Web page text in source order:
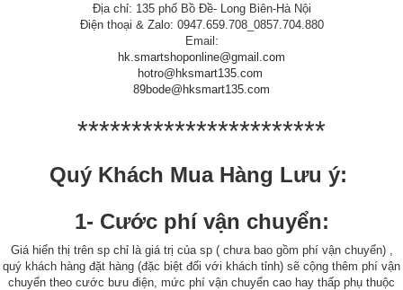
Địa chỉ: 135 phố Bồ Đề- Long Biên-Hà Nội
Điện thoại & Zalo: 0947.659.708_0857.704.880
Email:
hk.smartshoponline@gmail.com
hotro@hksmart135.com
89bode@hksmart135.com
***********************
Quý Khách Mua Hàng Lưu ý:
1- Cước phí vận chuyển:
Giá hiển thị trên sp chỉ là giá trị của sp ( chưa bao gồm phí vận chuyển) ,
quý khách hàng đặt hàng (đặc biệt đối với khách tỉnh) sẽ cộng thêm phí vận
chuyển theo cước bưu điện, mức phí vận chuyển cao hay thấp phụ thuộc